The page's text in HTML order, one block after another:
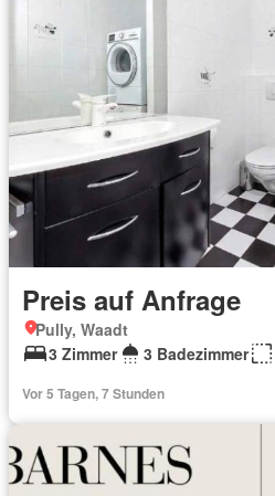
Preis auf Anfrage
Pully, Waadt
3 Zimmer
3 Badezimmer
Vor 5 Tagen, 7 Stunden